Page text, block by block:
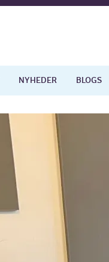
NYHEDER BLOGS
Digitalisering
Uddannelse